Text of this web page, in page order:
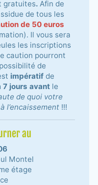
gratuites. Afin de
de tous les
de 50 euros
Il vous sera
les inscriptions
caution pourront
de
impératifde
7 jours avant le
de quoi votre
l’encaissement !!!
au
Montel
étage